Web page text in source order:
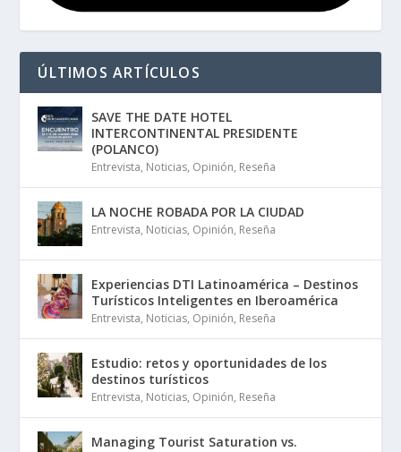
ÚLTIMOS ARTÍCULOS
SAVE THE DATE HOTEL
INTERCONTINENTAL PRESIDENTE
(POLANCO)
Entrevista, Noticias, Opinión, Reseña
LA NOCHE ROBADA POR LA CIUDAD
Entrevista, Noticias, Opinión, Reseña
Experiencias DTI Latinoamérica – Destinos
Turísticos Inteligentes en Iberoamérica
Entrevista, Noticias, Opinión, Reseña
Estudio: retos y oportunidades de los
destinos turísticos
Entrevista, Noticias, Opinión, Reseña
Managing Tourist Saturation vs.